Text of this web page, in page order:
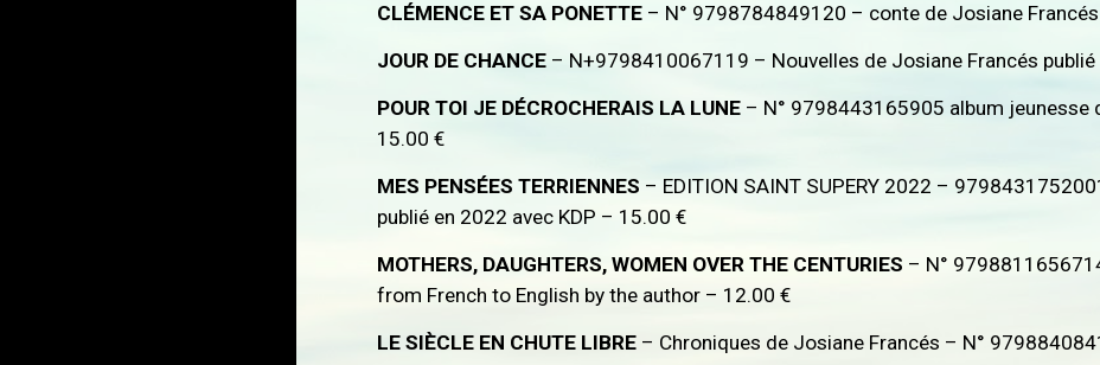
CLÉMENCE ET SA PONETTE – N° 9798784849120 – conte de Josiane
JOUR DE CHANCE – N+9798410067119 – Nouvelles de Josiane Francés
POUR TOI JE DÉCROCHERAIS LA LUNE – N° 9798443165905 album jeunesse
15.00 €
MES PENSÉES TERRIENNES – EDITION SAINT SUPERY 2022 –
publié en 2022 avec KDP – 15.00 €
MOTHERS, DAUGHTERS, WOMEN OVER THE CENTURIES – N°
from French to English by the author – 12.00 €
LE SIÈCLE EN CHUTE LIBRE – Chroniques de Josiane Francés – N°